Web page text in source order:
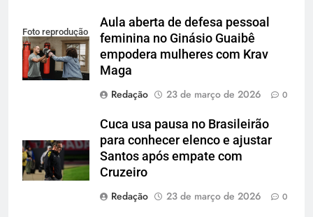
Foto reprodução
Aula aberta de defesa pessoal
feminina no Ginásio Guaibê
empodera mulheres com Krav
Maga
Redação
23 de março de 2026 0
Cuca usa pausa no Brasileirão
para conhecer elenco e ajustar
Santos após empate com
Cruzeiro
Redação
23 de março de 2026 0